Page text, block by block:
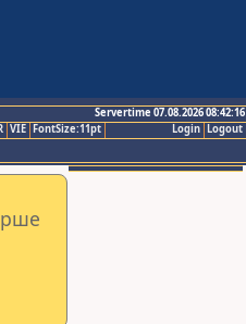
Servertime 07.08.2026 08:42:16
Logout
Login
VIE FontSize:11pt